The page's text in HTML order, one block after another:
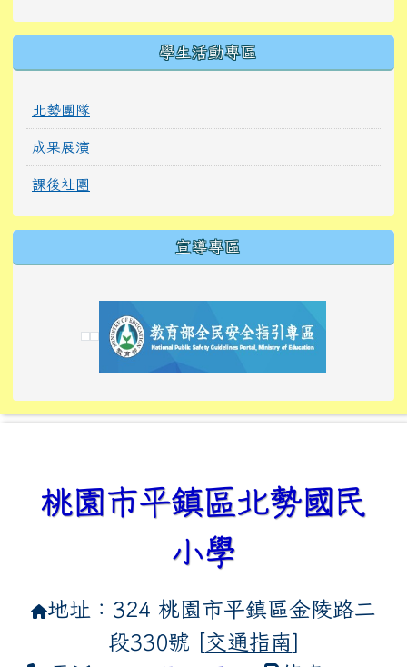
學生活動專區
北勢團隊
成果展演
課後社團
宣導專區
link to https://
link to https://10000.gov.tw/
link to https://
link to https://10000.gov.tw/
link to https://
link to https://
link to https://i.win.org.tw/
link to https://
link to https://
link to https://
link to https://
桃園市平鎮區北勢國民
小學
地址：324 桃園市平鎮區金陵路二
段330號 [交通指南]